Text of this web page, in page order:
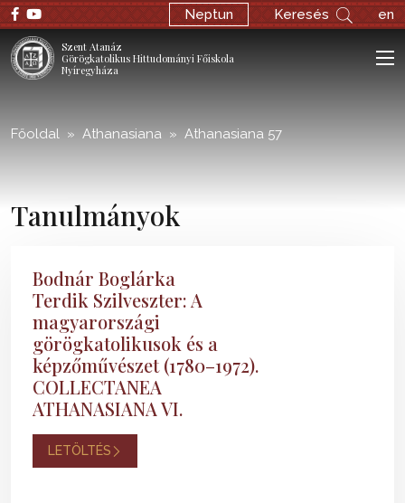
; Neptun Keresés en
Szent Atanáz
Görögkatolikus Hittudományi Főiskola
Nyíregyháza
Főoldal Athanasiana Athanasiana 57
Tanulmányok
Bodnár Boglárka
Terdik Szilveszter: A
magyarországi
görögkatolikusok és a
képzőművészet (1780–1972).
COLLECTANEA
ATHANASIANA VI.
LETÖLTÉS